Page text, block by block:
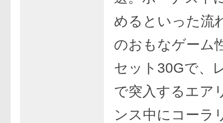
めるといった流
のおもなゲーム
セット30Gで、
で突入するエア
ンス中にコーラ